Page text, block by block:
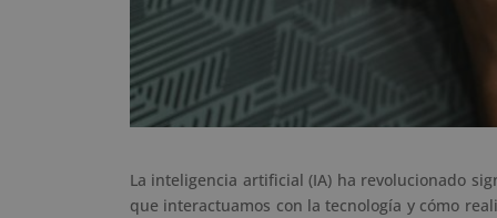
La inteligencia artificial (IA) ha revolucionado
que interactuamos con la tecnología y cómo